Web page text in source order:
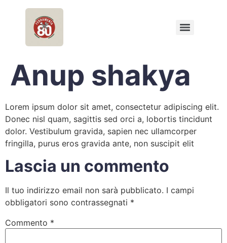
Anup shakya
Lorem ipsum dolor sit amet, consectetur adipiscing elit.
Donec nisl quam, sagittis sed orci a, lobortis tincidunt
dolor. Vestibulum gravida, sapien nec ullamcorper
fringilla, purus eros gravida ante, non suscipit elit
Lascia un commento
Il tuo indirizzo email non sarà pubblicato. I campi
obbligatori sono contrassegnati *
Commento *